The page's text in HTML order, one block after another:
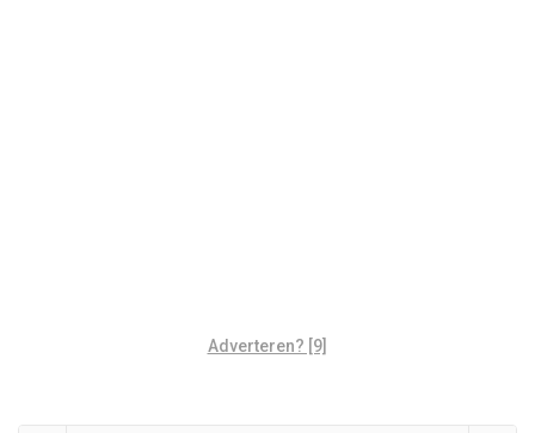
Adverteren? [9]